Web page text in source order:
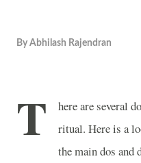
By Abhilash Rajendran
T
here are several
ritual. Here is a
the main dos and